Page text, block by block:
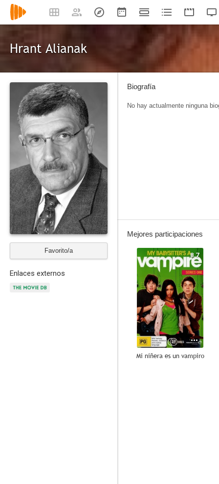
Hrant Alianak
Favorito/a
Enlaces externos
Biografía
No hay actualmente ninguna
Mejores participaciones
8.7
Mi niñera es un vampiro